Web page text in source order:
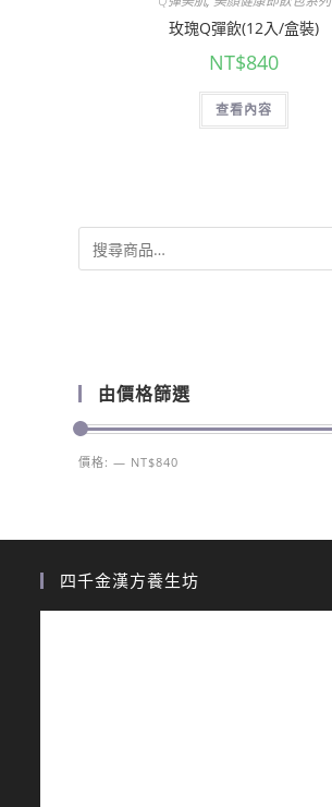
玫瑰Q彈飲(12入/盒裝)
NT$840
查看內容
由價格篩選
價格:— NT$840
四千金漢方養生坊